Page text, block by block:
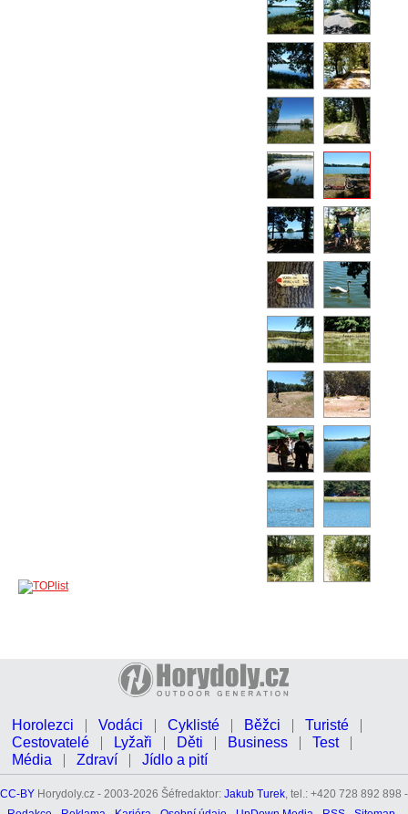
Horolezci Vodáci Cyklisté Běžci
Turisté
Cestovatelé
Lyžaři Děti Business
Test
Média
Zdraví Jídlo a pití
CC-BY Horydoly.cz - 2003-2026 Šéfredaktor: Jakub Turek, tel.: +420 728 892 898 -